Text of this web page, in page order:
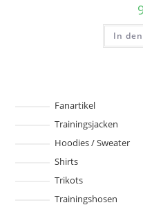
In
Fanartikel
Trainingsjacken
Hoodies / Sweater
Shirts
Trikots
Trainingshosen